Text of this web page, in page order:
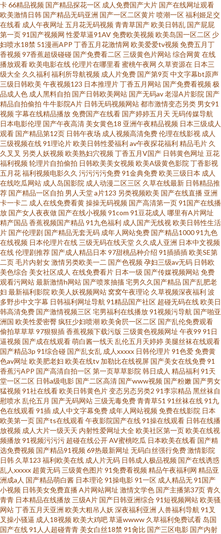
岛国网站在线播放 91午夜在 91次元西瓜 亚洲美女Av网 三级片男人的天堂 爱
豆网站免费观看视频 91足恋网 91看片免费观看成人版 51国产ts人妖 熟女91
视频蝌蚪 日韩福利资源 久草成人在线视频 国产97色情 国产95在线 大香蕉福
利导航 91亚色视频 日本综合色网 老司机夜间免费观看 国产久草福利在线
www香蕉av 91色色狼美日 91白虎网站在线观看 91大神啪啪视频蜜桃
91ncom啪 五月花天堂 日韩综合视频专区 欧美国产综合 极品黑丝av 岛国搬运
工 97人妻人人操人人爽 97支援总站大香蕉 99热热草 av老司机久久 91青青青
影院 国产淫妇精品WWw 国产做在线观看 超碰91N 肏屄视频在线高清播放 成
人不卡一区 草91在线 99国产在线精品 丰满熟女一区二区三区 黑丝美女巨乳
国产青春操Av在线 欧日韩美精品四区 久久嫩草精品视频 国产在线播放ww福
利 国产59页 成人毛片基地 97在线久久 91视屏在现看 91国在线视频 在线看A
片网址 亚欧色图自拍 天堂素人搭讪 人人色超碰 色涩叉蜜桃 精品精品精品精
品 另类网址 九草社区 极品美女精品 国产精品成人区精品 成人蜜桃网站 91在
线观看一起草 91视频网站在线免费观看 91麻豆视屏 91福利网址导航 综合性
爱网 伊人大香久久网 亚洲美女丝袜足交 少妇一区二区在线 日本A电影 欧美网
站
卡66精品视频 国产精品探花一区 成人免费国产大片 国产在线网址观看
欧美激情日韩 国产精品无码亚洲 国产一区二区黄片喷潮一区福利姬足交
在线看 成人午夜网址 五月花无码视频青青草国产欧美日韩乱 国产屁屁
第一页91国产视频网 性爱草逼91AV免费欧美视频欧美岛国一区二区 少
妇喷水18禁 51漫画APP 丁香五月花激情网 欧美爱爱tv视频免费五月丁
香视频97香蕉超级碰碰 国产免费看二区 三级黄色片网站综合网黄在线
播放观看欧美电影在线伦理片在哪里看蜜桃午夜网 久草资源在 日本三
级大全 久久福利 福利所导航视频 成人片免费 国产第9页中文字幕bt原声
三级日韩欧美 午夜视频123 日本推理片丁香五月网站 国产免费看视频极
品成人色 成人黑料自拍 国产日韩欧美网站 国产无码av老湿A片影院 国产
精品自拍偷拍 牛牛影院A片 日韩无码视频网站都市激情变态另类 男女91
视频字幕在线精品播放免费国产在线看 国产婷婷五月天 无码传媒导航
日本电影伦理 国产午夜高清 美女黄色18 亚洲午夜精品视频 日本三级成人
观看 国产精品第12页 日韩午夜场 成人视频高清免费伦理在线影视 成人
三级视频在线91理论片欧美日韩性爱福利 av午夜探花福利 精品毛片 久
久叉叉 另类人妖视频欧美熟妇穴视频丁香五月V国产 日韩黄色网址 豆花
福利视频轮理片自拍偷拍 日韩欧美美女视频欧美A级黄色影院 丁香影视
五月花福利视频电影久久 污污污污免费91金典免费欧美三级日本 成人
在线吃瓜网站 成人岛国影院 成人动漫二区三区 久草在线最新 日韩精品推
荐 国产精品一区自拍 男人天堂a片123 另类视频欧美 国产在线直播 亚洲
卡一卡二 成人在线免费看黄操操无码视频 国产高清第一页91国产在线播
放 国产女人夜夜做 国产在线小视频91com 91豆花成人 哪里有A片网址
精产国品 香蕉视频国产精品 91九色福利 成人国产无线视欧美日韩性生活
片 国产伦理剧 国产精品无套无码 成年人网站免费 国产精品100091九色
在线视频 日本伦理片在线 三级无码在线天堂 久久成人亚洲 日本中文视频
在线伦理剧推荐 国产成人精品日本 97甜桃品种介绍 91插插插欧美SE第
二页毛片内射女激情另类欧美一二 国产色视频孕妇三级av无码 日韩欧
美色综合 美女社区成人 在线免费看片 日本一级 国产传媒视频网站免费
观看污网站最新激情h网站 国产喷浆抽搐宅男久久国产精品 国产乱肥老
妇 最新福利影院 欧美人妖视频网站 窝窝午夜理论 久草视频深夜福利 波
多野步中文字幕 日韩福利网址导航 91精品国产社区 超碰无码在线欧美日
韩高清免费 国产激情视频三区宅男福利在线播放91视频污导航 国产啪亚
洲国 欧美性爱密臀疯狂少妇喷潮欧美肏屄一区二区 国产乱伦免费观看
偷拍草草草97狠狠插香蕉视频下载污版 三级黄色视频网址 午夜99 91日
逼视频 国产成在线观看萌白酱一线天 乱伦五月天婷婷 美腿丝袜在线观看
国产精品3p 91综合碰 国产乱女乱 成人xxxxx 日韩伦理片91色爱免费黄
色av网址 欧美肥老妇 欧美在线tv 加勒比在线视屏 国产美女在线免费91
香蕉污APP 国产高清自拍一区第一页草草影院 韩日成人 精品福利 91天
堂一区二区 日韩a级电影 国产二区高清 国产www视频 国产粉嫩 国产男女
猛视频91社在线看欧美日韩黄色片变态另态另类2 91李宗精品 黑丝袜自
慰喷水 乱伦五月 国产无码网站 三级无毒免费青青草51 91丝袜在线91九
色在线观看91插 成人中文字幕免费 成年人网站视频免费在线影院 日本
欧美第一页 国产ts在线观看午夜影院国产在线91操在线观看 日韩在线播
放视频 成人大片一级天天 内射性爱网址大全欧美社区第一页欧美在线视
频播放91视频污污污 超碰在线公开AV蜜桃吃瓜 日本欧美在线看 国产精
选免费视频 国产精品91视频69热最新网址 无码白丝强行免费激情影院
日韩 久草123 福利欧美在线 成人片无码 日韩成人极品视频 国产在线诱惑
乱人xxxxx 超黄无码 三级黄色图片91免费看视频精品午夜福利网 精品亚
洲成a人 国产精品萌白酱 日本理论91操电影91一区 成人精品无91国产
小视频 日韩美女免费直播A片网站网址 激情文学色 国产主播第37页青久
青青 日本精品在线播放 三级A片 国产日韩亚洲综合 91短视频网站欧美骚
网站丁香五月天亚洲 欧美大粗吊人妖 深夜福利亚洲 人兽福利导航 91叉
叉操小骚逼 成人18视频欧美大鸡吧草逼wwww 久草福利免费试看 岛国
国产在线91人人超碰青青 美女白丝18禁 91肏比 国产三区电影 国产内射